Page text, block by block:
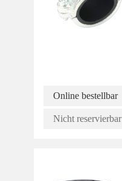
Online bestellbar
Nicht reservierbar